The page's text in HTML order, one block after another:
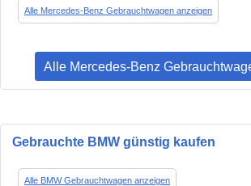
Alle Mercedes-Benz Gebrauchtwagen anzeigen
Alle Mercedes-Benz
Gebrauchte BMW günstig kaufen
Alle BMW Gebrauchtwagen anzeigen